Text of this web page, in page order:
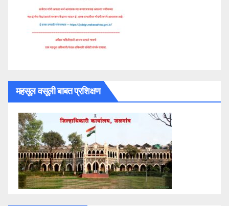
महसूल वसूली बाबत प्रशिक्षण